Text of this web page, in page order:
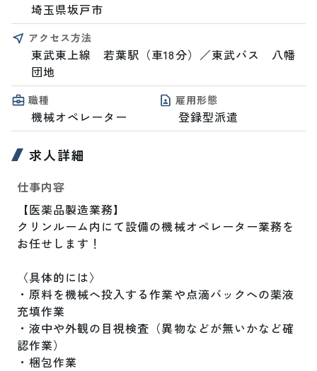
埼玉県坂戸市
アクセス方法
東武東上線　若葉駅（車18分）／東武バス　八幡
団地
職種
機械オペレーター
雇用形態
登録型派遣
求人詳細
仕事内容
【医薬品製造業務】
クリンルーム内にて設備の機械オペレーター業務を
お任せします！
〈具体的には〉
・原料を機械へ投入する作業や点滴バックへの薬液
充填作業
・液中や外観の目視検査（異物などが無いかなど確
認作業）
・梱包作業